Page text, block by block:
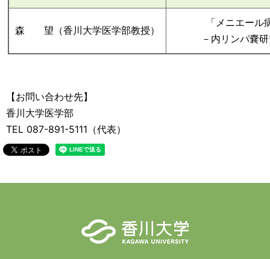
森 望（香川大学医学部教授）
「メニエー
－内リンパ嚢
【お問い合わせ先】
香川大学医学部
TEL 087-891-5111（代表）